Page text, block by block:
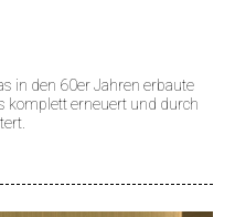
in den 60er Jahren erbaute
komplett erneuert und durch